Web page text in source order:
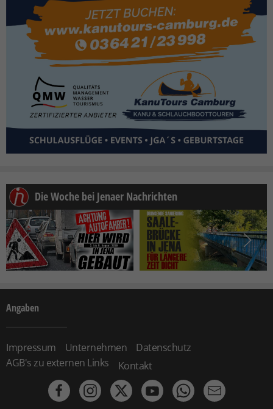
Die Woche bei Jenaer Nachrichten
Angaben
Impressum Unternehmen
Datenschutz
AGB's zu externen Links
Kontakt